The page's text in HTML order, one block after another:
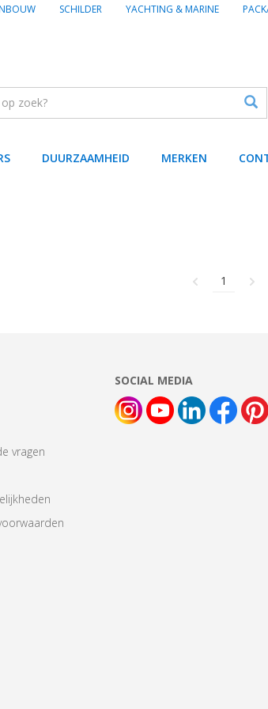
SCHILDER YACHTING & MARINE
DUURZAAMHEID MERKEN
1
vragen
SOCIAL MEDIA